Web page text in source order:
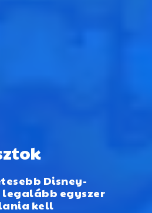
Disney-
egyszer
kell